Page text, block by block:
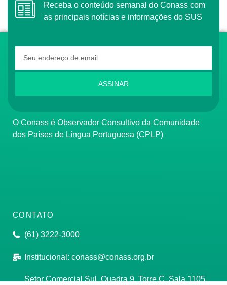
Receba o conteúdo semanal do Conass com
as principais notícias e informações do SUS
ASSINAR
O Conass é Observador Consultivo da Comunidade
dos Países de Língua Portuguesa (CPLP)
CONTATO
(61) 3222-3000
Institucional: conass@conass.org.br
Setor Comercial Sul, Quadra 9, Torre C, Sala 1105,